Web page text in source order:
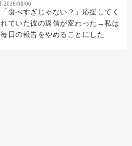
2026/08/06
「食べすぎじゃない？」応援してく
れていた彼の返信が変わった→私は
毎日の報告をやめることにした